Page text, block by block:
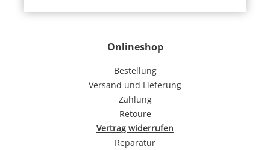
Onlineshop
Bestellung
Versand und Lieferung
Zahlung
Retoure
Vertrag widerrufen
Reparatur